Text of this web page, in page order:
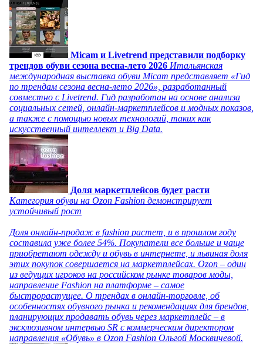
Micam и Livetrend представили подборку
трендов обуви сезона весна-лето 2026 Итальянская
международная выставка обуви Micam представляет «Гид
по трендам сезона весна-лето 2026», разработанный
совместно с Livetrend. Гид разработан на основе анализа
социальных сетей, онлайн-маркетплейсов и модных показов,
а также с помощью новых технологий, таких как
искусственный интеллект и Big Data.
Доля маркетплейсов будет расти
Категория обуви на Ozon Fashion демонстрирует
устойчивый рост
Доля онлайн-продаж в fashion растет, и в прошлом году
составила уже более 54%. Покупатели все больше и чаще
приобретают одежду и обувь в интернете, и львиная доля
этих покупок совершается на маркетплейсах. Ozon – один
из ведущих игроков на российском рынке товаров моды,
направление Fashion на платформе – самое
быстрорастущее. О трендах в онлайн-торговле, об
особенностях обувного рынка и рекомендациях для брендов,
планирующих продавать обувь через маркетплейс – в
эксклюзивном интервью SR с коммерческим директором
направления «Обувь» в Ozon Fashion Ольгой Москвичевой.